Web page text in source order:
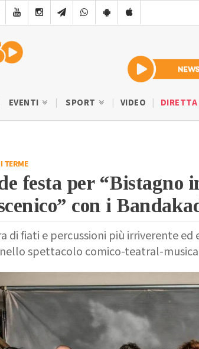
EVENTI SPORT VIDEO
TERME
festa per “Bistagno
con i
di fiati e percussioni più irriverente
spettacolo comico-teatral-